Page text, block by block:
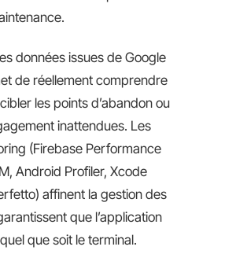
données issues de Google
de réellement comprendre
les points d’abandon ou
inattendues. Les
(Firebase Performance
Android Profiler, Xcode
affinent la gestion des
que l’application
que soit le terminal.